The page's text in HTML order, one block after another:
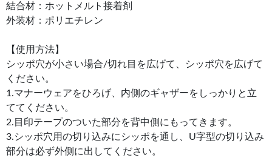
結合材：ホットメルト接着剤
外装材：ポリエチレン
【使用方法】
シッポ穴が小さい場合/切れ目を広げて、シッポ穴を広げて
ください。
1.マナーウェアをひろげ、内側のギャザーをしっかりと立
ててください。
2.目印テープのついた部分を背中側にもってきます。
3.シッポ穴用の切り込みにシッポを通し、U字型の切り込み
部分は必ず外側に出してください。